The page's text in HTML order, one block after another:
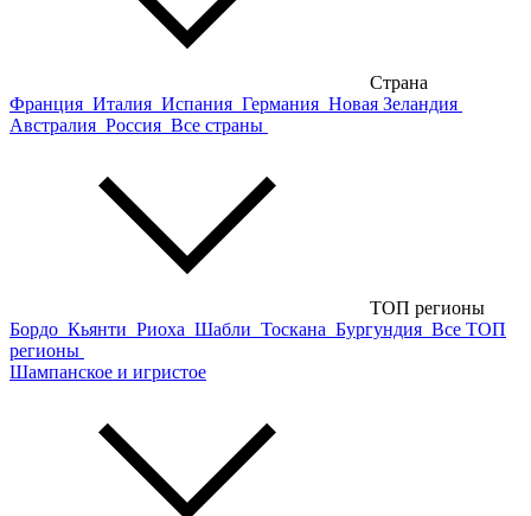
Страна
Франция Италия Испания Германия Новая Зеландия
Австралия Россия Все страны
ТОП регионы
Бордо Кьянти Риоха Шабли Тоскана Бургундия Все ТОП
регионы
Шампанское и игристое